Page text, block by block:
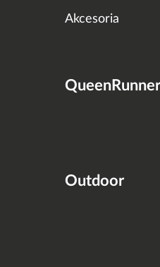
Akcesoria
QueenRunner
Outdoor